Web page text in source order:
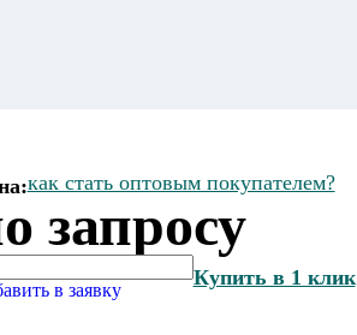
как стать оптовым покупателем?
запросу
в заявку
Купить в 1 клик